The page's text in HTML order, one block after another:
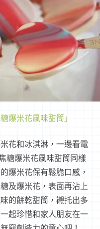
爆米花風味甜筒」
花和冰淇淋，一邊看電
糖爆米花風味甜筒同樣
爆米花保有鬆脆口感，
及爆米花，表面再沾上
的餅乾甜筒，襯托出多
起珍惜和家人朋友在一